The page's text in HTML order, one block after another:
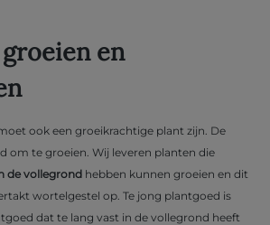
en
ook een groeikrachtige plant zijn. De
om te groeien. Wij leveren planten die
de vollegrond hebben kunnen groeien en dit
wortelgestel op. Te jong plantgoed is
dat te lang vast in de vollegrond heeft